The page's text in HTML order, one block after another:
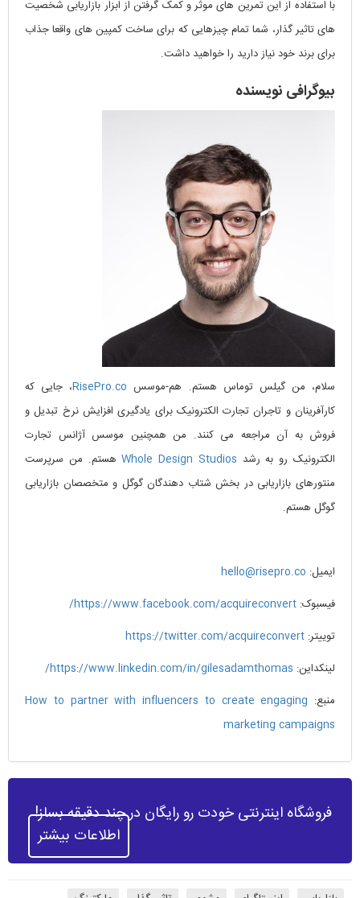
با استفاده از این تمرین های موثر و کمک گرفتن از ابزار بازاریابی شخصیت
های تاثیر گذار، شما تمام چیزهایی که برای ساخت کمپین های واقعا جذاب
برای برند خود نیاز دارید را خواهید داشت.
بیوگرافی نویسنده
سلام، من گیلس توماس هستم. هم-موسس RisePro.co، جایی که
کارآفرینان و تاجران تجارت الکترونیک برای یادگیری افزایش نرخ تبدیل و
فروش به آن مراجعه می کنند. من همچنین موسس آژانس تجارت
الکترونیک رو به رشد Whole Design Studiosهستم. من سرپرست
منتورهای بازاریابی در بخش شتاب دهندگان گوگل و متخصصان بازاریابی
گوگل هستم.
ایمیل: hello@risepro.co
فیسبوک: https://www.facebook.com/acquireconvert/
توییتر: https://twitter.com/acquireconvert
لینکداین: https://www.linkedin.com/in/gilesadamthomas/
منبع: How to partner with influencers to create engaging
marketing campaigns
فروشگاه اینترنتی خودت رو رایگان در چند دقیقه بساز!
اطلاعات بیشتر